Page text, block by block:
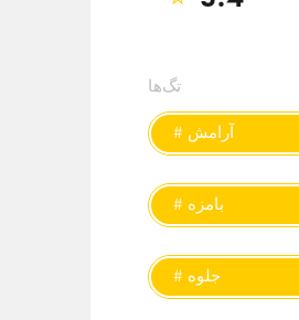
تگ‌ها
# آرامش
# بامزه
# جلوه